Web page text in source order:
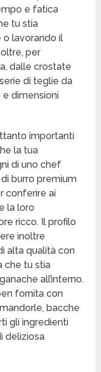
e fatica
tu stia
lavorando il
per
dalle crostate
di teglie da
dimensioni
importanti
la tua
di uno chef
burro premium
conferire ai
la loro
ricco. Il profilo
inoltre
alta qualità con
che tu stia
all’interno.
fornita con
bacche
gli ingredienti
deliziosa